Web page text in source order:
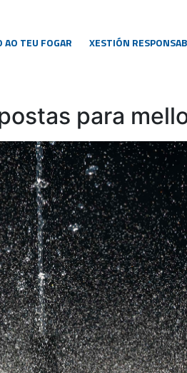
AO TEU FOGAR XESTIÓN
para